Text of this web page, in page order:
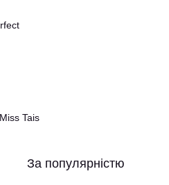
За популярністю